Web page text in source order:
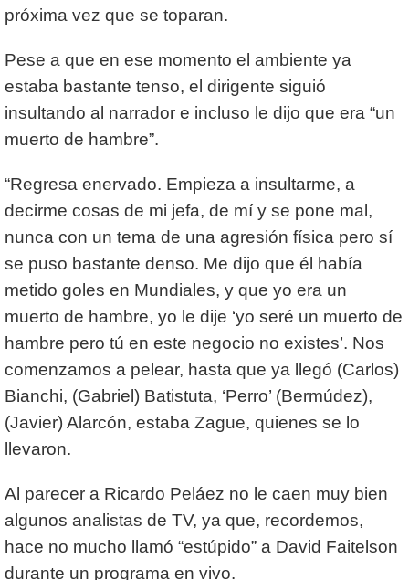
próxima vez que se toparan.
Pese a que en ese momento el ambiente ya
estaba bastante tenso, el dirigente siguió
insultando al narrador e incluso le dijo que era “un
muerto de hambre”.
“Regresa enervado. Empieza a insultarme, a
decirme cosas de mi jefa, de mí y se pone mal,
nunca con un tema de una agresión física pero sí
se puso bastante denso. Me dijo que él había
metido goles en Mundiales, y que yo era un
muerto de hambre, yo le dije ‘yo seré un muerto de
hambre pero tú en este negocio no existes’. Nos
comenzamos a pelear, hasta que ya llegó (Carlos)
Bianchi, (Gabriel) Batistuta, ‘Perro’ (Bermúdez),
(Javier) Alarcón, estaba Zague, quienes se lo
llevaron.
Al parecer a Ricardo Peláez no le caen muy bien
algunos analistas de TV, ya que, recordemos,
hace no mucho llamó “estúpido” a David Faitelson
durante un programa en vivo.